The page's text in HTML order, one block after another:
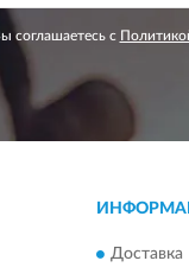
соглашаетесь с
Доставка